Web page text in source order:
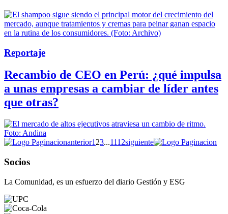
Reportaje
Recambio de CEO en Perú: ¿qué impulsa
a unas empresas a cambiar de líder antes
que otras?
anterior1 23...1112siguiente
Socios
La Comunidad, es un esfuerzo del diario Gestión y ESG